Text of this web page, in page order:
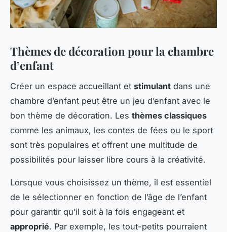
Thèmes de décoration pour la chambre
d’enfant
Créer un espace accueillant et stimulant dans une
chambre d’enfant peut être un jeu d’enfant avec le
bon thème de décoration. Les thèmes classiques
comme les animaux, les contes de fées ou le sport
sont très populaires et offrent une multitude de
possibilités pour laisser libre cours à la créativité.
Lorsque vous choisissez un thème, il est essentiel
de le sélectionner en fonction de l’âge de l’enfant
pour garantir qu’il soit à la fois engageant et
approprié. Par exemple, les tout-petits pourraient